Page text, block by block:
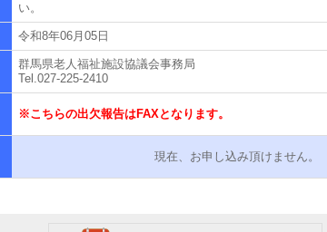
い。
令和8年06月05日
群馬県老人福祉施設協議会事務局
Tel.027-225-2410
※こちらの出欠報告はFAXとなります。
現在、お申し込み頂けません。